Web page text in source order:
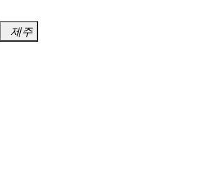
제주